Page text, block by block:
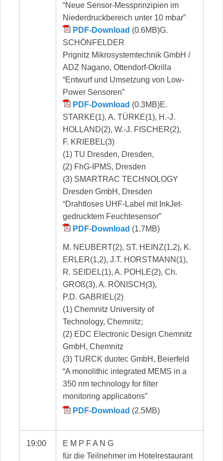
“Neue Sensor-Messprinzipien im
Niederdruckbereich unter 10 mbar”
PDF-Download (0.6MB)G.
SCHÖNFELDER
Prignitz Mikrosystemtechnik GmbH /
ADZ Nagano, Ottendorf-Okrilla
“Entwurf und Umsetzung von Low-
Power Sensoren”
PDF-Download (0.3MB)E.
STARKE(1), A. TÜRKE(1), H.-J.
HOLLAND(2), W.-J. FISCHER(2),
F. KRIEBEL(3)
(1) TU Dresden, Dresden,
(2) FhG-IPMS, Dresden
(3) SMARTRAC TECHNOLOGY
Dresden GmbH, Dresden
“Drahtloses UHF-Label mit InkJet-
gedrucktem Feuchtesensor”
PDF-Download (1.7MB)
M. NEUBERT(2), ST. HEINZ(1,2), K.
ERLER(1,2), J.T. HORSTMANN(1),
R. SEIDEL(1), A. POHLE(2), Ch.
GROß(3), A. RÖNISCH(3),
P.D. GABRIEL(2)
(1) Chemnitz University of
Technology, Chemnitz;
(2) EDC Electronic Design Chemnitz
GmbH, Chemnitz
(3) TURCK duotec GmbH, Beierfeld
“A monolithic integrated MEMS in a
350 nm technology for filter
monitoring applications”
PDF-Download (2.5MB)
19:00
E M P F A N G
für die Teilnehmer im Hotelrestaurant